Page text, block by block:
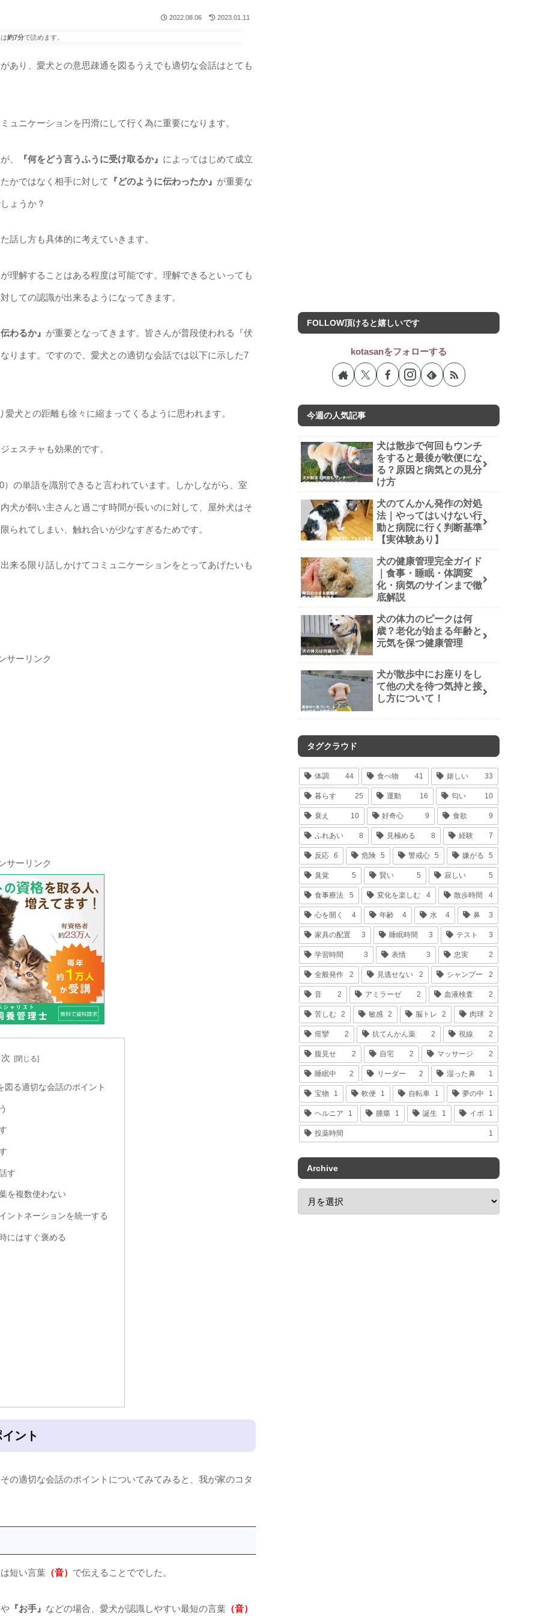
2022.08.06 2023.01.11
約7分で読めます。
あり、愛犬との意思疎通を図るうえでも適切な会話はとても
ニケーションを円滑にして行く為に重要になります。
、 『何をどう言うふうに受け取るか』 によってはじめて成立
かではなく相手に対して 『どのように伝わったか』 が重要な
ょうか？
話し方も具体的に考えていきます。
理解することはある程度は可能です。理解できるといっても
しての認識が出来るようになってきます。
わるか』 が重要となってきます。皆さんが普段使われる『伏
ります。ですので、愛犬との適切な会話では以下に示した7
犬との距離も徐々に縮まってくるように思われます。
ェスチャも効果的です。
の単語を識別できると言われています。しかしながら、室
犬が飼い主さんと過ごす時間が長いのに対して、屋外犬はそ
られてしまい、触れ合いが少なすぎるためです。
来る限り話しかけてコミュニケーションをとってあげたいも
サーリンク
サーリンク
図る適切な会話のポイント
す
を複数使わない
ントネーションを統一する
にはすぐ褒める
ント
の適切な会話のポイントについてみてみると、我が家のコタ
短い言葉 （音） で伝えることででした。
や 『お手』 などの場合、愛犬が認識しやすい最短の言葉 （音）
FOLLOW頂けると嬉しいです
kotasanをフォローする
今週の人気記事
犬は散歩で何回もウンチ
をすると最後が軟便にな
る？原因と病気との見分
け方
犬のてんかん発作の対処
法｜やってはいけない行
動と病院に行く判断基準
【実体験あり】
犬の健康管理完全ガイド
｜食事・睡眠・体調変
化・病気のサインまで徹
底解説
犬の体力のピークは何
歳？老化が始まる年齢と
元気を保つ健康管理
犬が散歩中にお座りをし
て他の犬を待つ気持と接
し方について！
タグクラウド
体調 44 食べ物 41 嬉しい 33
暮らす 25 運動 16 匂い 10
衰え 10 好奇心 9 食欲 9
ふれあい 8 見極める 8 経験 7
反応 6 危険 5 警戒心 5 嫌がる 5
臭覚 5 賢い 5 寂しい 5
食事療法 5 変化を楽しむ 4 散歩時間 4
心を開く 4 年齢 4 水 4 鼻 3
家具の配置 3 睡眠時間 3 テスト 3
学習時間 3 表情 3 忠実 2
全般発作 2 見逃せない 2 シャンプー 2
音 2 アミラーゼ 2 血液検査 2
苦しむ 2 敏感 2 脳トレ 2 肉球 2
痙攣 2 抗てんかん薬 2 視線 2
腹見せ 2 自宅 2 マッサージ 2
睡眠中 2 リーダー 2 湿った鼻 1
宝物 1 軟便 1 自転車 1 夢の中 1
ヘルニア 1 腫瘍 1 誕生 1 イボ 1
投薬時間 1
Archive